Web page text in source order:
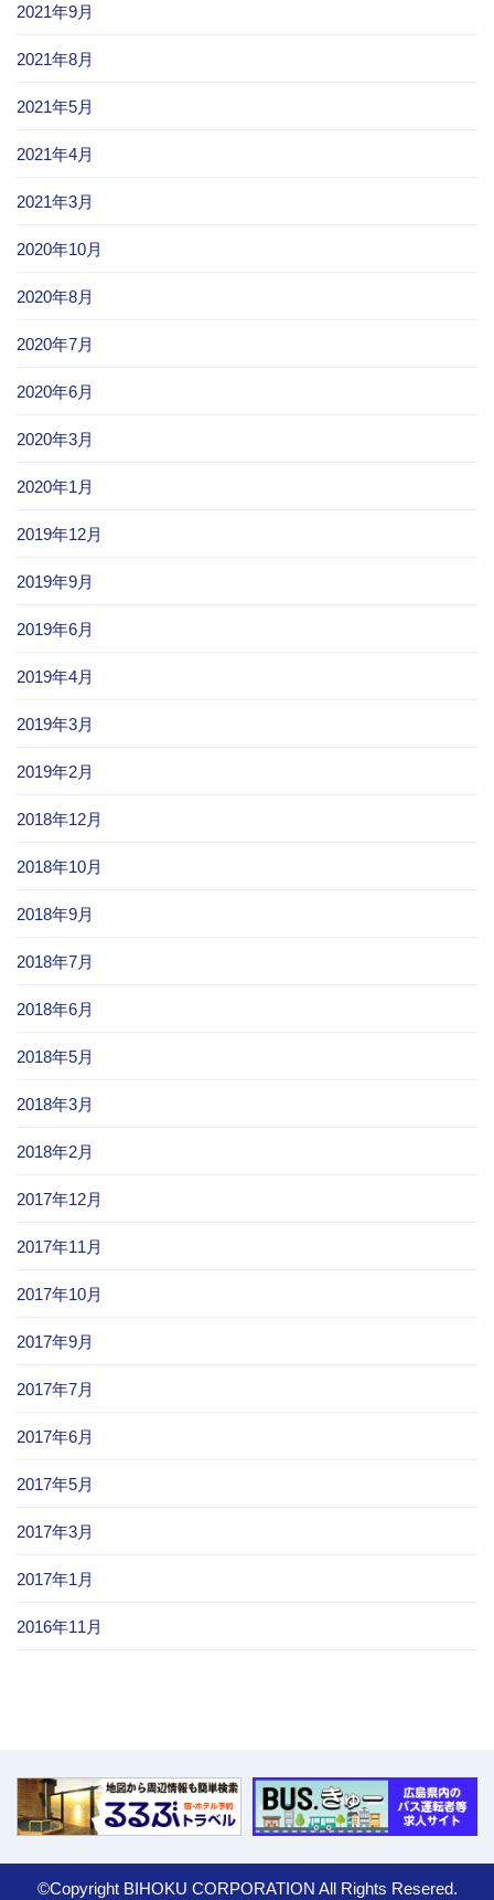
2021年9月
2021年8月
2021年5月
2021年4月
2021年3月
2020年10月
2020年8月
2020年7月
2020年6月
2020年3月
2020年1月
2019年12月
2019年9月
2019年6月
2019年4月
2019年3月
2019年2月
2018年12月
2018年10月
2018年9月
2018年7月
2018年6月
2018年5月
2018年3月
2018年2月
2017年12月
2017年11月
2017年10月
2017年9月
2017年7月
2017年6月
2017年5月
2017年3月
2017年1月
2016年11月
©Copyright BIHOKU CORPORATION All Rights Resered.